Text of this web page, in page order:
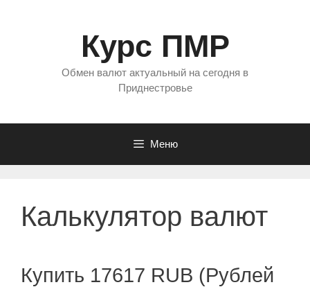
Курс ПМР
Обмен валют актуальный на сегодня в
Приднестровье
Меню
Калькулятор валют
Купить 17617 RUB (Рублей